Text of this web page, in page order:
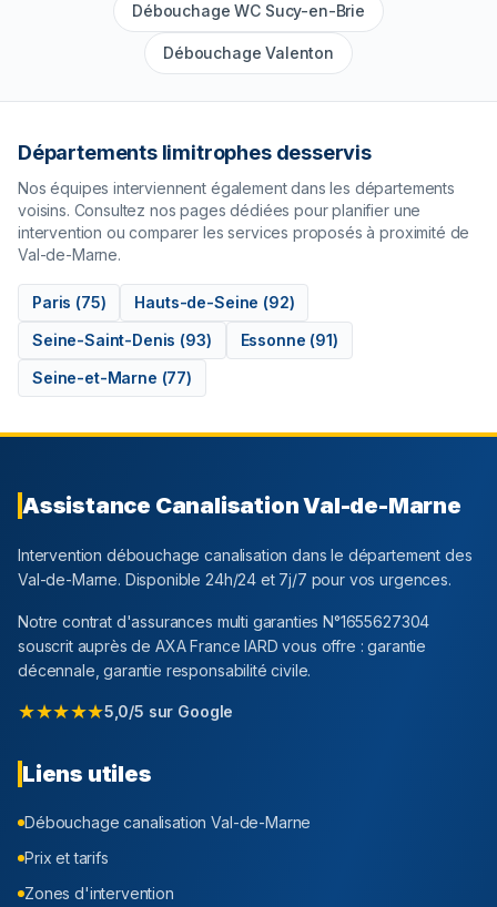
Débouchage WC Sucy-en-Brie
Débouchage Valenton
Départements limitrophes desservis
Nos équipes interviennent également dans les départements
voisins. Consultez nos pages dédiées pour planifier une
intervention ou comparer les services proposés à proximité de
Val-de-Marne.
Paris (75) Hauts-de-Seine (92)
Seine-Saint-Denis (93) Essonne (91)
Seine-et-Marne (77)
Assistance CanalisationVal-de-Marne
Intervention débouchage canalisation dans le département des
Val-de-Marne. Disponible 24h/24 et 7j/7 pour vos urgences.
Notre contrat d'assurances multi garanties N°1655627304
souscrit auprès de AXA France IARD vous offre : garantie
décennale, garantie responsabilité civile.
★★★★★5,0/5 sur Google
Liens utiles
Débouchage canalisationVal-de-Marne
Prix et tarifs
Zones d'intervention